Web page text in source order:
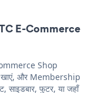
E-Commerce
Shop
खाएं, और Membership
फुटर, या जहाँ